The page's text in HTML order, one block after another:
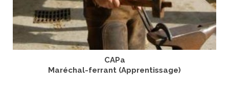
CAPa
Maréchal-ferrant (Apprentissage)